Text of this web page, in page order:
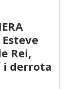
Esteve
Rei,
i derrota